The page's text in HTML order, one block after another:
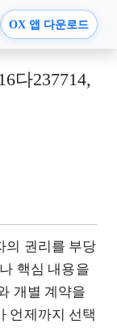
OX 앱 다운로드
다237714,
의 권리를 부당
핵심 내용을
개별 계약을
언제까지 선택